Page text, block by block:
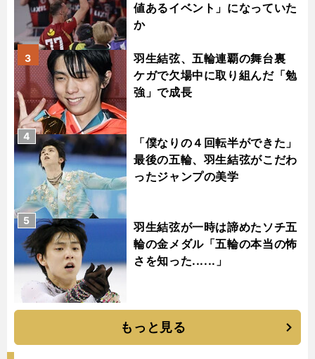
値あるイベント」になっていた
か
羽生結弦、五輪連覇の舞台裏
ケガで欠場中に取り組んだ「勉
強」で成長
3
「僕なりの４回転半ができた」
最後の五輪、羽生結弦がこだわ
ったジャンプの美学
4
羽生結弦が一時は諦めたソチ五
輪の金メダル「五輪の本当の怖
さを知った......」
5
もっと見る